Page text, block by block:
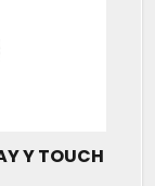
Y TOUCH